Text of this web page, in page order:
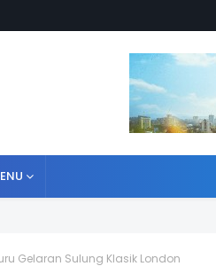
Gelaran Sulung Klasik London